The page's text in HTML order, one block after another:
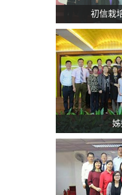
初信栽